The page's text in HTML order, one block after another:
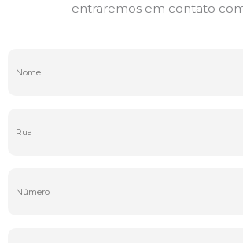
entraremos em contato